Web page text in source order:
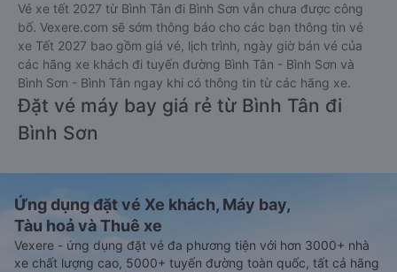
Vé xe tết 2027 từ Bình Tân đi Bình Sơn vẫn chưa được công
bố. Vexere.com sẽ sớm thông báo cho các bạn thông tin vé
xe Tết 2027 bao gồm giá vé, lịch trình, ngày giờ bán vé của
các hãng xe khách đi tuyến đường Bình Tân - Bình Sơn và
Bình Sơn - Bình Tân ngay khi có thông tin từ các hãng xe.
Đặt vé máy bay giá rẻ từ Bình Tân đi
Bình Sơn
Ứng dụng đặt vé Xe khách, Máy bay,
Tàu hoả và Thuê xe
Vexere - ứng dụng đặt vé đa phương tiện với hơn 3000+ nhà
xe chất lượng cao, 5000+ tuyến đường toàn quốc, tất cả hãng